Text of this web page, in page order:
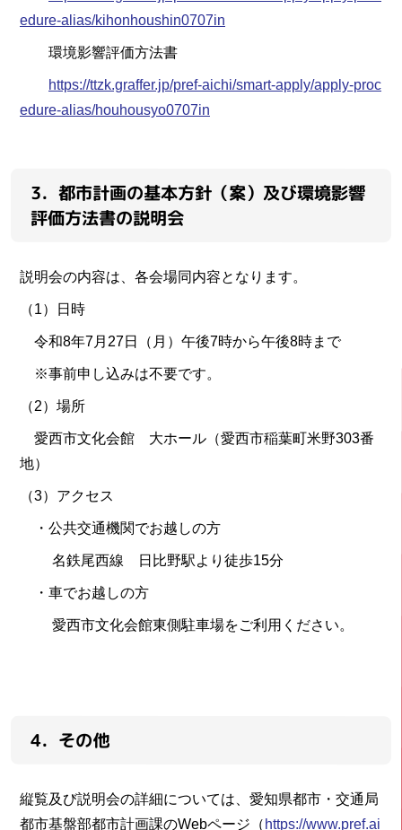
edure-alias/kihonhoushin0707in
環境影響評価方法書
https://ttzk.graffer.jp/pref-aichi/smart-apply/apply-proc
edure-alias/houhousyo0707in
3．都市計画の基本方針（案）及び環境影響
評価方法書の説明会
説明会の内容は、各会場同内容となります。
（1）日時
令和8年7月27日（月）午後7時から午後8時まで
※事前申し込みは不要です。
（2）場所
愛西市文化会館 大ホール（愛西市稲葉町米野303番
地）
（3）アクセス
・公共交通機関でお越しの方
名鉄尾西線 日比野駅より徒歩15分
・車でお越しの方
愛西市文化会館東側駐車場をご利用ください。
4．その他
縦覧及び説明会の詳細については、愛知県都市・交通局
都市基盤部都市計画課のWebページ（ https://www.pref.ai